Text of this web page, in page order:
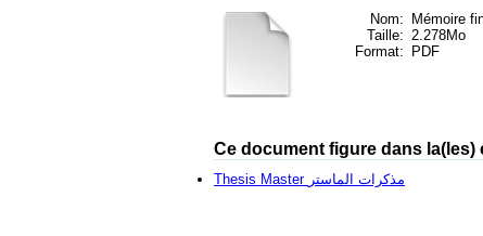
Nom:
Mémoire
Taille: 2.278Mo
Format:
PDF
Ce document figure dans
Thesis Master مذكرات الماستر